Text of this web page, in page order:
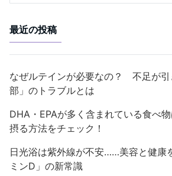
最近の投稿
なぜルテインが必要なの？ 不足が引
部」のトラブルとは
DHA・EPAが多く含まれている食べ
摂る方法をチェック！
日光浴は紫外線が不安……美容と健康
ミンD」の新常識